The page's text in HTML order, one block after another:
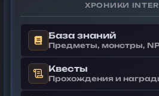
ХРОНИКИ
База знаний
Предметы, монстры,
Квесты
Прохождения и